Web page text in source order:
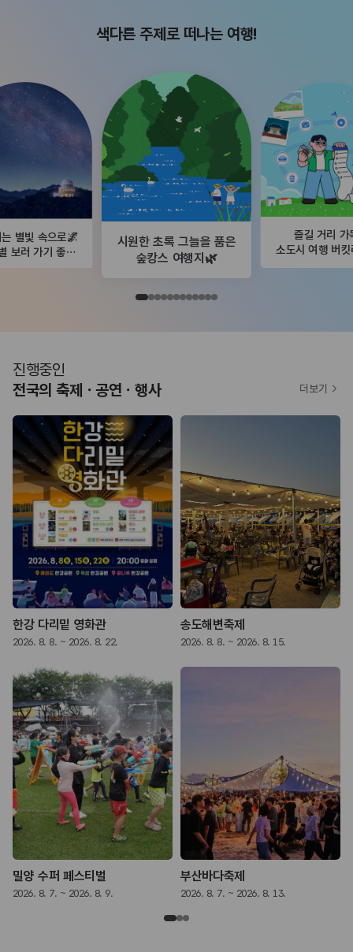
색다른 주제로 떠나는 여행!
별빛 속으로🌌
보러 가기 좋은
시원한 초록 그늘을 품은
숲캉스 여행지🌿
즐길 거리 가
소도시 여행 버킷
진행중인
전국의 축제ㆍ공연ㆍ행사
한강 다리밑 영화관
2026. 8. 8. ~ 2026. 8. 22.
송도해변축제
2026. 8. 8. ~ 2026. 8. 15.
밀양 수퍼 페스티벌
2026. 8. 7. ~ 2026. 8. 9.
부산바다축제
2026. 8. 7. ~ 2026. 8. 13.
더보기